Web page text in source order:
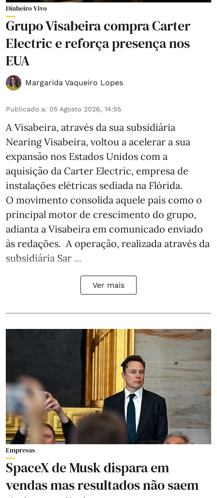
Dinheiro Vivo
Grupo Visabeira compra Carter
Electric e reforça presença nos
EUA
Margarida Vaqueiro Lopes
Publicado a: 05 Agosto 2026, 14:55
A Visabeira, através da sua subsidiária
Nearing Visabeira, voltou a acelerar a sua
expansão nos Estados Unidos com a
aquisição da Carter Electric, empresa de
instalações elétricas sediada na Flórida.
O movimento consolida aquele país como o
principal motor de crescimento do grupo,
adianta a Visabeira em comunicado enviado
às redações. A operação, realizada através da
subsidiária Sar ...
Ver mais
Empresas
SpaceX de Musk dispara em
vendas mas resultados não saem